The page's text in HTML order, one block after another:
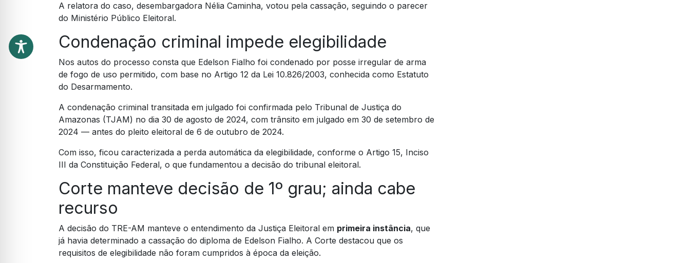
A relatora do caso, desembargadora Nélia Caminha, votou pela cassação, seguindo o parecer
do Ministério Público Eleitoral.
Condenação criminal impede elegibilidade
Nos autos do processo consta que Edelson Fialho foi condenado por posse irregular de arma
de fogo de uso permitido, com base no Artigo 12 da Lei 10.826/2003, conhecida como Estatuto
do Desarmamento.
A condenação criminal transitada em julgado foi confirmada pelo Tribunal de Justiça do
Amazonas (TJAM) no dia 30 de agosto de 2024, com trânsito em julgado em 30 de setembro de
2024 — antes do pleito eleitoral de 6 de outubro de 2024.
Com isso, ficou caracterizada a perda automática da elegibilidade, conforme o Artigo 15, Inciso
III da Constituição Federal, o que fundamentou a decisão do tribunal eleitoral.
Corte manteve decisão de 1º grau; ainda cabe
recurso
A decisão do TRE-AM manteve o entendimento da Justiça Eleitoral em primeira instância, que
já havia determinado a cassação do diploma de Edelson Fialho. A Corte destacou que os
requisitos de elegibilidade não foram cumpridos à época da eleição.